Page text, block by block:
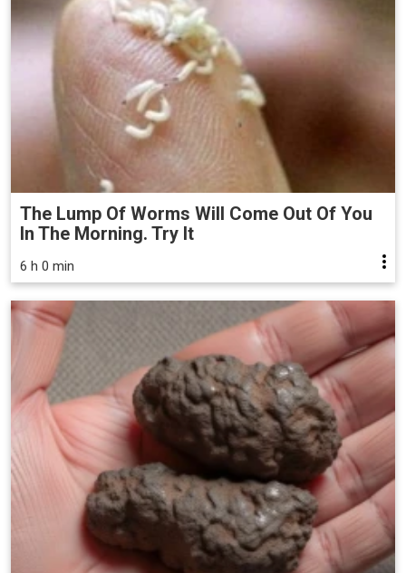
The Lump Of Worms Will Come Out Of You
In The Morning. Try It
6 h 0 min